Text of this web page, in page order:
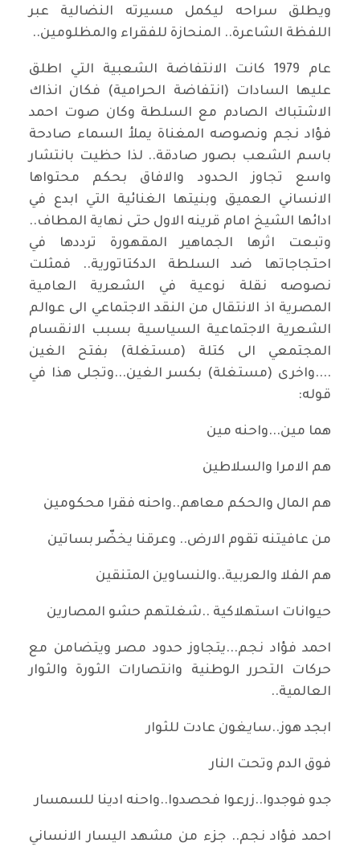
ويطلق سراحه ليكمل مسيرته النضالية عبر
اللفظة الشاعرة.. المنحازة للفقراء والمظلومين..
عام 1979 كانت الانتفاضة الشعبية التي اطلق
عليها السادات (انتفاضة الحرامية) فكان انذاك
الاشتباك الصادم مع السلطة وكان صوت احمد
فؤاد نجم ونصوصه المغناة يملأ السماء صادحة
باسم الشعب بصور صادقة.. لذا حظيت بانتشار
واسع تجاوز الحدود والافاق بحكم محتواها
الانساني العميق وبنيتها الغنائية التي ابدع في
ادائها الشيخ امام قرينه الاول حتى نهاية المطاف..
وتبعت اثرها الجماهير المقهورة ترددها في
احتجاجاتها ضد السلطة الدكتاتورية.. فمثلت
نصوصه نقلة نوعية في الشعرية العامية
المصرية اذ الانتقال من النقد الاجتماعي الى عوالم
الشعرية الاجتماعية السياسية بسبب الانقسام
المجتمعي الى كتلة (مستغلة) بفتح الغين
....واخرى (مستغلة) بكسر الغين...وتجلى هذا في
قوله:
هما مين...واحنه مين
هم الامرا والسلاطين
هم المال والحكم معاهم..واحنه فقرا محكومين
من عافيتنه تقوم الارض.. وعرقنا يخضّر بساتين
هم الفلا والعربية..والنساوين المتنقين
حيوانات استهلاكية ..شغلتهم حشو المصارين
احمد فؤاد نجم...يتجاوز حدود مصر ويتضامن مع
حركات التحرر الوطنية وانتصارات الثورة والثوار
العالمية..
ابجد هوز..سايغون عادت للثوار
فوق الدم وتحت النار
جدو فوجدوا..زرعوا فحصدوا..واحنه ادينا للسمسار
احمد فؤاد نجم.. جزء من مشهد اليسار الانساني